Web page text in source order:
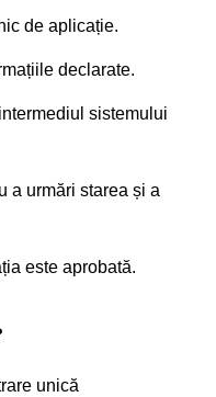
de aplicație.
declarate.
sistemului
a urmări starea și a
este aprobată.
unică